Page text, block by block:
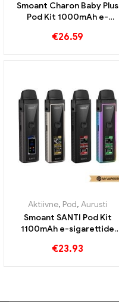
Smoant Charon Baby Plus
Pod Kit 1000mAh e-
Kohandatud
€26.59
Aktiivne, Pod, Aurusti
Smoant SANTI Pod Kit
1100mAh e-sigarettide
€23.93